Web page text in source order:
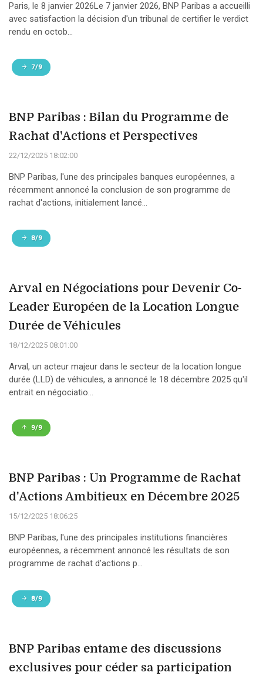
Paris, le 8 janvier 2026Le 7 janvier 2026, BNP Paribas a accueilli
avec satisfaction la décision d'un tribunal de certifier le verdict
rendu en octob...
7/9
BNP Paribas : Bilan du Programme de
Rachat d'Actions et Perspectives
22/12/2025 18:02:00
BNP Paribas, l'une des principales banques européennes, a
récemment annoncé la conclusion de son programme de
rachat d'actions, initialement lancé...
8/9
Arval en Négociations pour Devenir Co-
Leader Européen de la Location Longue
Durée de Véhicules
18/12/2025 08:01:00
Arval, un acteur majeur dans le secteur de la location longue
durée (LLD) de véhicules, a annoncé le 18 décembre 2025 qu'il
entrait en négociatio...
9/9
BNP Paribas : Un Programme de Rachat
d'Actions Ambitieux en Décembre 2025
15/12/2025 18:06:25
BNP Paribas, l'une des principales institutions financières
européennes, a récemment annoncé les résultats de son
programme de rachat d'actions p...
8/9
BNP Paribas entame des discussions
exclusives pour céder sa participation